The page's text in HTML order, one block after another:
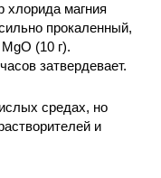
хлорида магния
прокаленный,
(10 г).
затвердевает.
средах, но
и